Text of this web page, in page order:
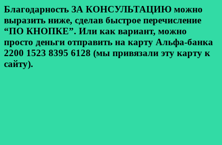
Благодарность ЗА КОНСУЛЬТАЦИЮ можно
выразить ниже, сделав быстрое перечисление
“ПО КНОПКЕ”. Или как вариант, можно
просто деньги отправить на карту Альфа-банка
2200 1523 8395 6128 (мы привязали эту карту к
сайту).